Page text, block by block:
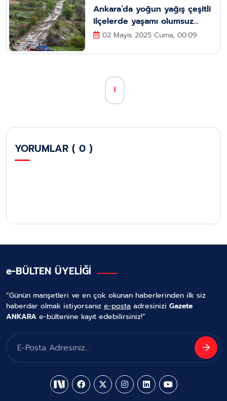
Ankara’da yoğun yağış çeşitli
ilçelerde yaşamı olumsuz
etkiliyor
02 Mayıs 2025 Cuma, 00:09
YORUMLAR ( 0 )
e-BÜLTEN ÜYELİĞİ
“Günün manşetleri ve en çok okunan haberlerinden ilk siz
haberdar olmak istiyorsanız e-posta adresinizi Gazete
ANKARA e-bültenine kayıt edebilirsiniz!”